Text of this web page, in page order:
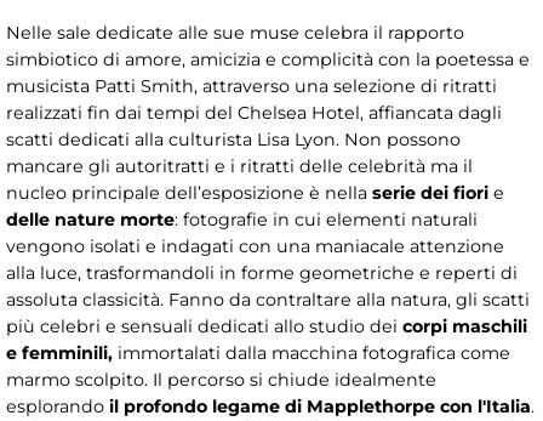
Nelle sale dedicate alle sue muse celebra il rapporto
simbiotico di amore, amicizia e complicità con la poetessa e
musicista Patti Smith, attraverso una selezione di ritratti
realizzati fin dai tempi del Chelsea Hotel, affiancata dagli
scatti dedicati alla culturista Lisa Lyon. Non possono
mancare gli autoritratti e i ritratti delle celebrità ma il
nucleo principale dell’esposizione è nella serie dei fiori e
delle nature morte: fotografie in cui elementi naturali
vengono isolati e indagati con una maniacale attenzione
alla luce, trasformandoli in forme geometriche e reperti di
assoluta classicità. Fanno da contraltare alla natura, gli scatti
più celebri e sensuali dedicati allo studio dei corpi maschili
e femminili, immortalati dalla macchina fotografica come
marmo scolpito. Il percorso si chiude idealmente
esplorando il profondo legame di Mapplethorpe con l'Italia.